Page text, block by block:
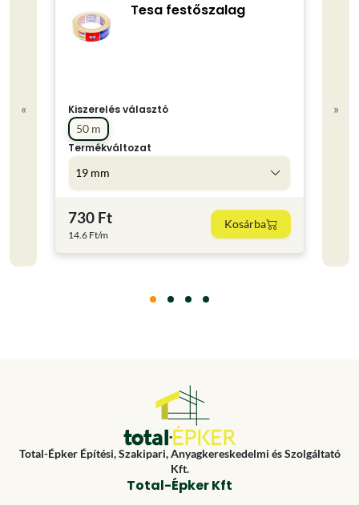
«
Tesa festőszalag
Kiszerelés választó
50 m
Termékváltozat
19 mm
730 Ft
14.6 Ft/m
Kosárba
»
Total-Épker Építési, Szakipari, Anyagkereskedelmi és Szolgáltató
Kft.
Total-Épker Kft